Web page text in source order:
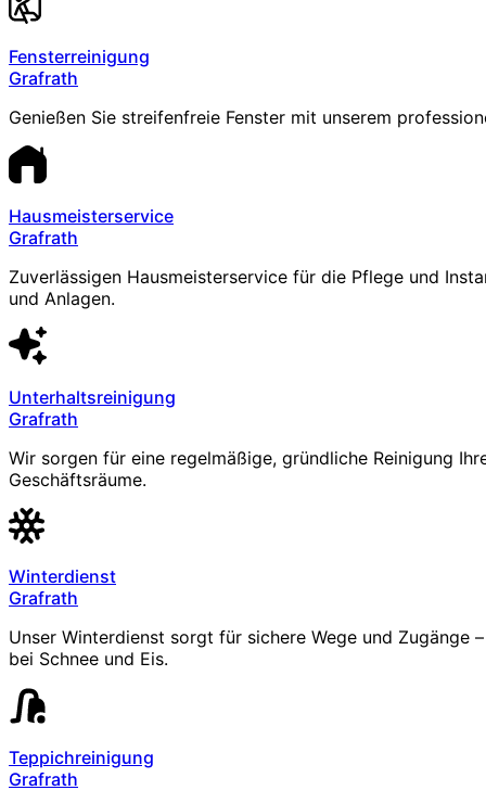
Fensterreinigung
Grafrath
Genießen Sie streifenfreie Fenster mit unserem
Hausmeisterservice
Grafrath
Zuverlässigen Hausmeisterservice für die Pflege und
und Anlagen.
Unterhaltsreinigung
Grafrath
Wir sorgen für eine regelmäßige, gründliche Reinigung
Geschäftsräume.
Winterdienst
Grafrath
Unser Winterdienst sorgt für sichere Wege und Zugänge
bei Schnee und Eis.
Teppichreinigung
Grafrath